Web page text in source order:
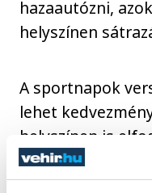
hazaautózni,
helyszínen
A sportnapok
lehet
helyszínen is
szervezők.